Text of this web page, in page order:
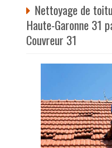
Nettoyage de
Haute-Garonne 31
Couvreur 31